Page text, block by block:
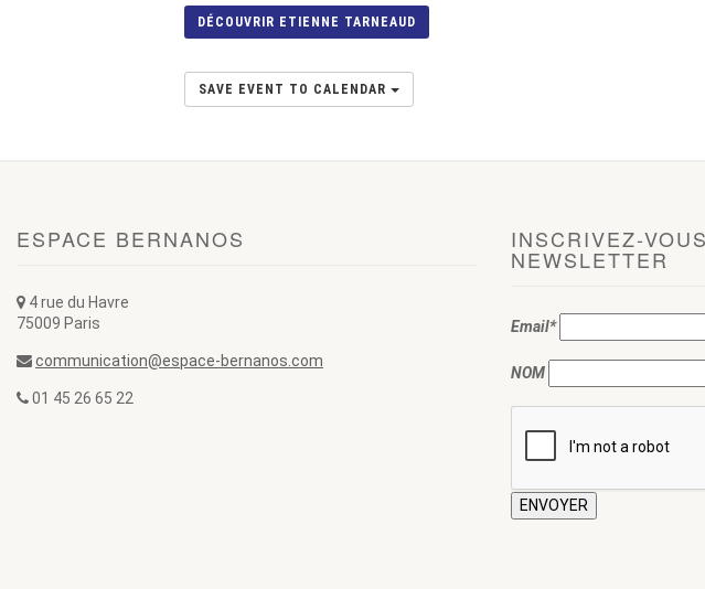
DÉCOUVRIR ETIENNE TARNEAUD
SAVE EVENT TO CALENDAR
ESPACE BERNANOS
4 rue du Havre
75009 Paris
communication@espace-bernanos.com
01 45 26 65 22
INSCRIVEZ-
NEWSLETTER
Email*
NOM